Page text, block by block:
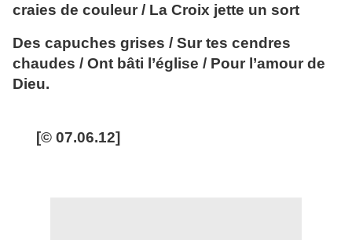
craies de couleur / La Croix jette un sort
Des capuches grises / Sur tes cendres
chaudes / Ont bâti l’église / Pour l’amour de
Dieu.
[© 07.06.12]